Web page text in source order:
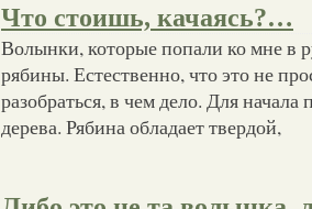
Что стоишь, качаясь?…
Волынки, которые попали ко мне в
рябины. Естественно, что это не
разобраться, в чем дело. Для начала
дерева. Рябина обладает твердой,